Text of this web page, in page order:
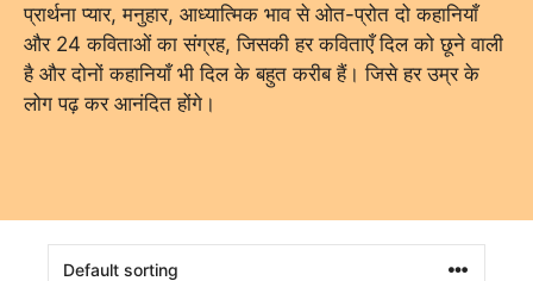
प्रार्थना प्यार, मनुहार, आध्यात्मिक भाव से ओत-प्रोत दो कहानियाँ
और 24 कविताओं का संग्रह, जिसकी हर कविताएँ दिल को छूने वाली
है और दोनों कहानियाँ भी दिल के बहुत करीब हैं। जिसे हर उम्र के
लोग पढ़ कर आनंदित होंगे।